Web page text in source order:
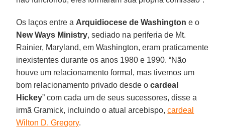
Os laços entre a Arquidiocese de Washington e o
New Ways Ministry, sediado na periferia de Mt.
Rainier, Maryland, em Washington, eram praticamente
inexistentes durante os anos 1980 e 1990. “Não
houve um relacionamento formal, mas tivemos um
bom relacionamento privado desde ocardeal
Hickey” com cada um de seus sucessores, disse a
irmã Gramick, incluindo o atual arcebispo,cardeal
Wilton D. Gregory.